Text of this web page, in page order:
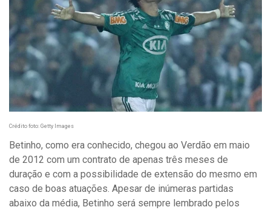
Crédito foto: Getty Images
Betinho, como era conhecido, chegou ao Verdão em maio
de 2012 com um contrato de apenas três meses de
duração e com a possibilidade de extensão do mesmo em
caso de boas atuações. Apesar de inúmeras partidas
abaixo da média, Betinho será sempre lembrado pelos